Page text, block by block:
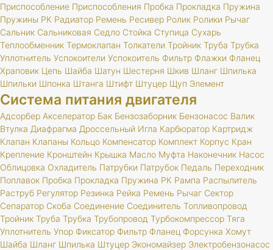
Приспособление Приспособления Пробка Прокладка Пружина
Пружины РК Радиатор Ремень Ресивер Ролик Ролики Рычаг
Сальник Сальниковая Седло Стойка Ступица Сухарь
Теплообменник Термоклапан Толкатели Тройник Труба Трубка
Уплотнитель Успокоители Успокоитель Фильтр Флажки Фланец
Храповик Цепь Шайба Шатун Шестерня Шкив Шланг Шпилька
Шпильки Шпонка Штанга Штифт Штуцер Щуп Элемент
Система питания двигателя
Адсорбер Акселератор Бак Бензозаборник Бензонасос Валик
Втулка Диафрагма Дроссельный Игла Карбюратор Картридж
Клапан Клапаны Кольцо Компенсатор Комплект Корпус Кран
Крепление Кронштейн Крышка Масло Муфта Наконечник Насос
Облицовка Охладитель Патрубки Патрубок Педаль Переходник
Поплавок Пробка Прокладка Пружина РК Рампа Распылитель
Раструб Регулятор Резинка Рейка Ремень Рычаг Сектор
Сепаратор Скоба Соединение Соединитель Топливопровод
Тройник Труба Трубка Трубопровод Турбокомпрессор Тяга
Уплотнитель Упор Фиксатор Фильтр Фланец Форсунка Хомут
Шайба Шланг Шпилька Штуцер Экономайзер Электробензонасос